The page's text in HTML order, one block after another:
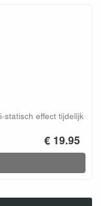
effect tijdelijk
€ 19.95